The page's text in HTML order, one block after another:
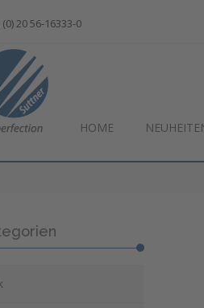
20 56-16333-0
HOME